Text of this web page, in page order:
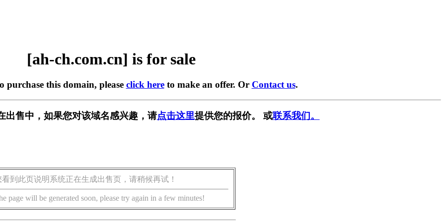
[ah-ch.com.cn] is for sale
this domain, please click hereto make an offer. Or Contact us.
出售中，如果您对该域名感兴趣，请点击这里提供您的报价。 或联系我们。
看到此页说明系统正在生成出售页，请稍候再试！
page will be generated soon, please try again in a few minutes!